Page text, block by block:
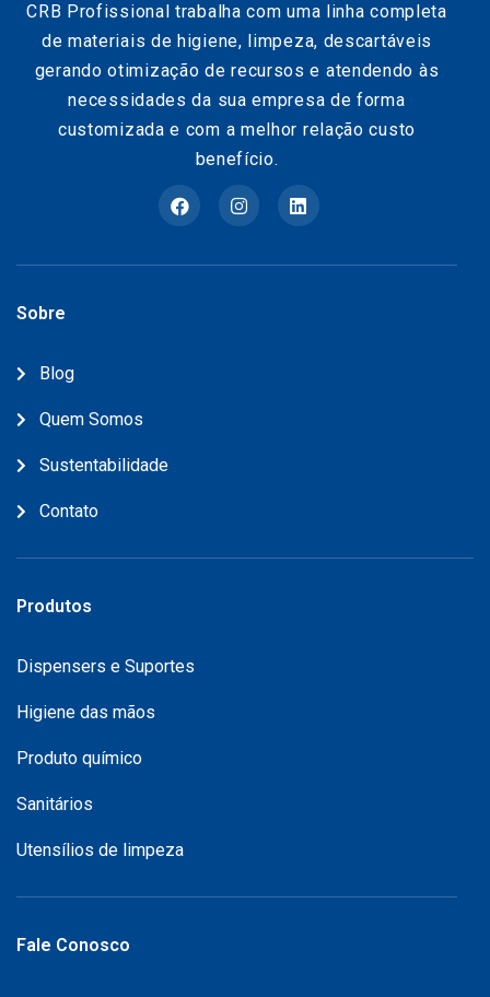
CRB Profissional trabalha com uma linha completa
de materiais de higiene, limpeza, descartáveis
gerando otimização de recursos e atendendo às
necessidades da sua empresa de forma
customizada e com a melhor relação custo
benefício.
Sobre
Blog
Quem Somos
Sustentabilidade
Contato
Produtos
Dispensers e Suportes
Higiene das mãos
Produto químico
Sanitários
Utensílios de limpeza
Fale Conosco